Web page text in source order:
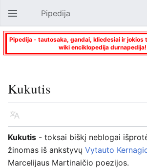
Atverti pagrindinį meniu Pipedija
Pipedija - tautosaka, gandai, kliedesiai ir jokios
wiki enciklopedija durnapedija!
Kukutis
Kalba
Kukutis - toksai biškį neblogai
žinomas iš ankstyvų Vytauto
Marcelijaus Martinaičio poezijos.